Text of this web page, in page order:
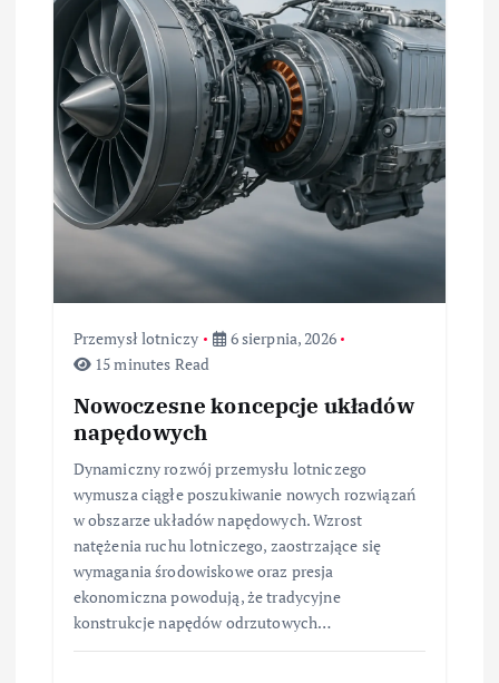
Przemysł lotniczy
6 sierpnia, 2026
15 minutes Read
Nowoczesne koncepcje układów
napędowych
Dynamiczny rozwój przemysłu lotniczego
wymusza ciągłe poszukiwanie nowych rozwiązań
w obszarze układów napędowych. Wzrost
natężenia ruchu lotniczego, zaostrzające się
wymagania środowiskowe oraz presja
ekonomiczna powodują, że tradycyjne
konstrukcje napędów odrzutowych…